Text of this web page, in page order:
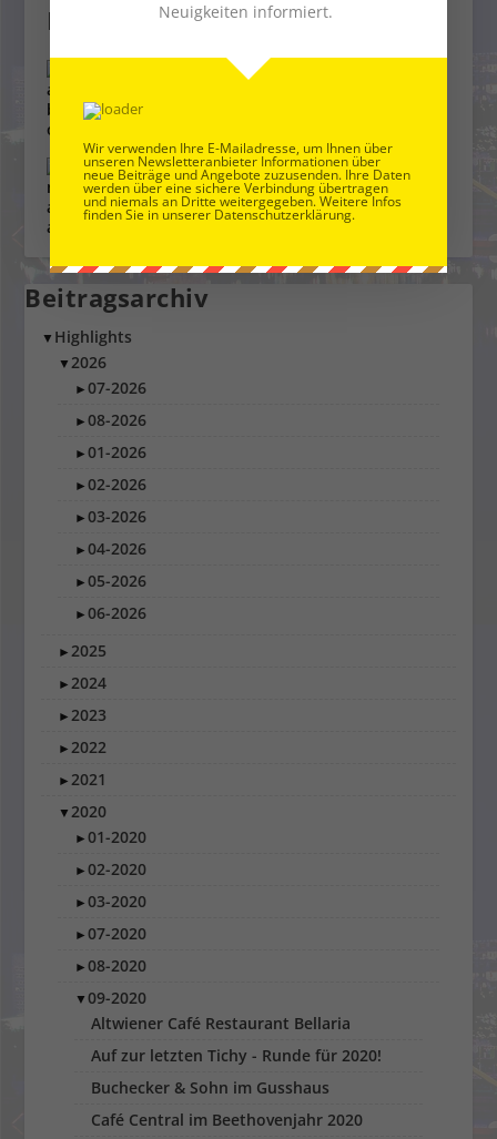
Folge uns
Facebook
Instagram
Beitragsarchiv
▼ Highlights
▼2026
►07-2026
►08-2026
►01-2026
►02-2026
►03-2026
►04-2026
►05-2026
►06-2026
►2025
►2024
►2023
►2022
►2021
▼2020
►01-2020
►02-2020
►03-2020
►07-2020
►08-2020
▼09-2020
Altwiener Café Restaurant Bellaria
Auf zur letzten Tichy - Runde für 2020!
Buchecker & Sohn im Gusshaus
Café Central im Beethovenjahr 2020
Neuigkeiten informiert.
Wir verwenden Ihre E-Mailadresse, um Ihnen über
unseren Newsletteranbieter Informationen über
neue Beiträge und Angebote zuzusenden. Ihre Daten
werden über eine sichere Verbindung übertragen
und niemals an Dritte weitergegeben. Weitere Infos
finden Sie in unserer Datenschutzerklärung.